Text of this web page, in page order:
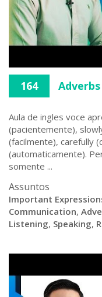
164 Adverbs
Aula de ingles voce
(pacientemente),
(facilmente), carefully
(automaticamente).
somente ...
Assuntos
Important
Communication,
Listening, Speaking,